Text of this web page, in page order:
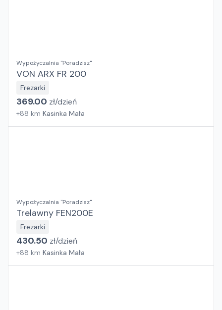
Wypożyczalnia "Poradzisz"
VON ARX FR 200
Frezarki
369.00 zł/dzień
+88 km Kasinka Mała
Wypożyczalnia "Poradzisz"
Trelawny FEN200E
Frezarki
430.50 zł/dzień
+88 km Kasinka Mała